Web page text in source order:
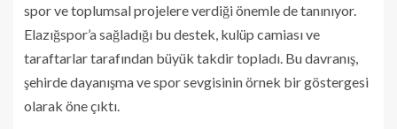
spor ve toplumsal projelere verdiği önemle de tanınıyor.
Elazığspor’a sağladığı bu destek, kulüp camiası ve
taraftarlar tarafından büyük takdir topladı. Bu davranış,
şehirde dayanışma ve spor sevgisinin örnek bir göstergesi
olarak öne çıktı.